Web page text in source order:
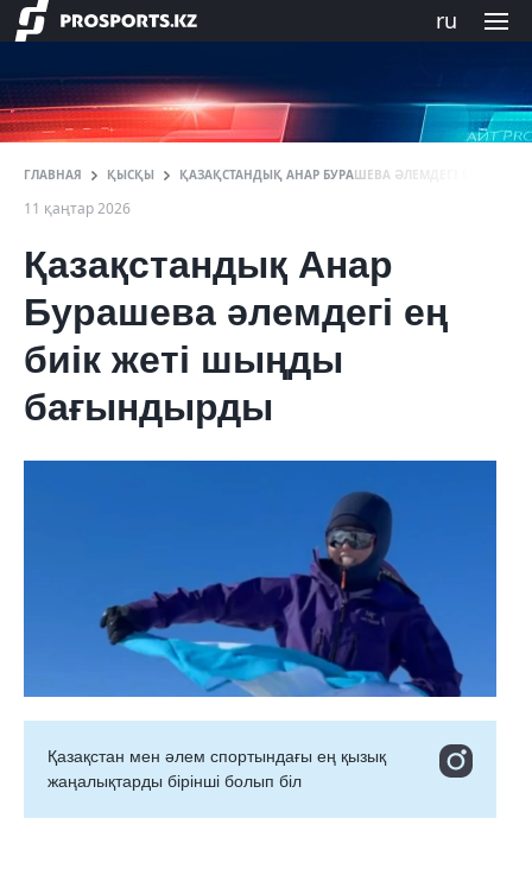
ru
ГЛАВНАЯ ҚЫСҚЫ ҚАЗАҚСТАНДЫҚ АНАР БУРАШЕВА ӘЛЕМДЕГІ ЕҢ БИІК
11 қаңтар 2026
Қазақстандық Анар
Бурашева әлемдегі ең
биік жеті шыңды
бағындырды
Қазақстан мен әлем спортындағы ең қызық
жаңалықтарды бірінші болып біл